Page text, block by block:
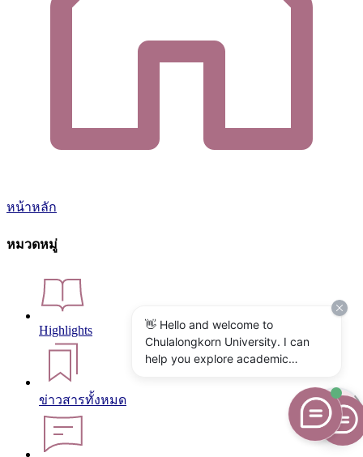
หน้าหลัก
หมวดหมู่
Highlights
ข่าวสารทั้งหมด
👋 Hello and welcome to
Chulalongkorn University. I can
help you explore academic